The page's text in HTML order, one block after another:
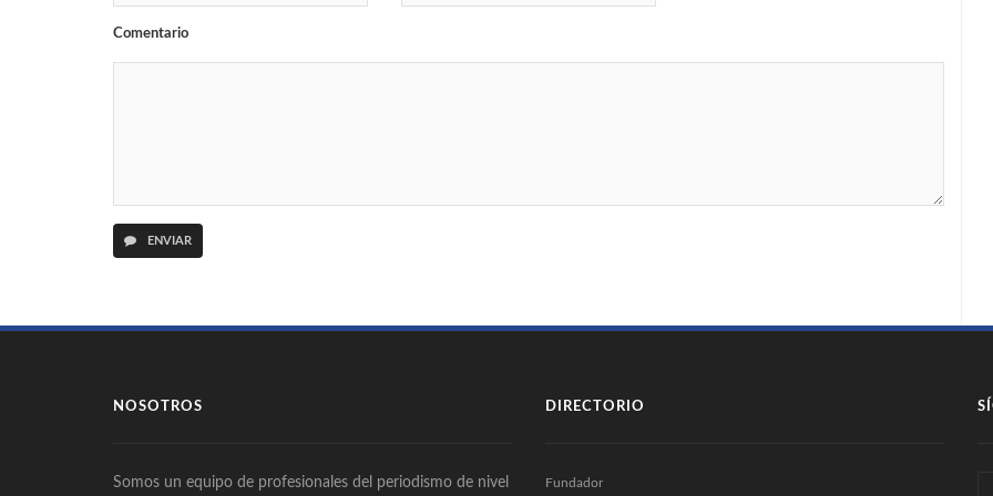
Comentario
ENVIAR
NOSOTROS
Somos un equipo de profesionales del periodismo de nivel
DIRECTORIO
Fundador